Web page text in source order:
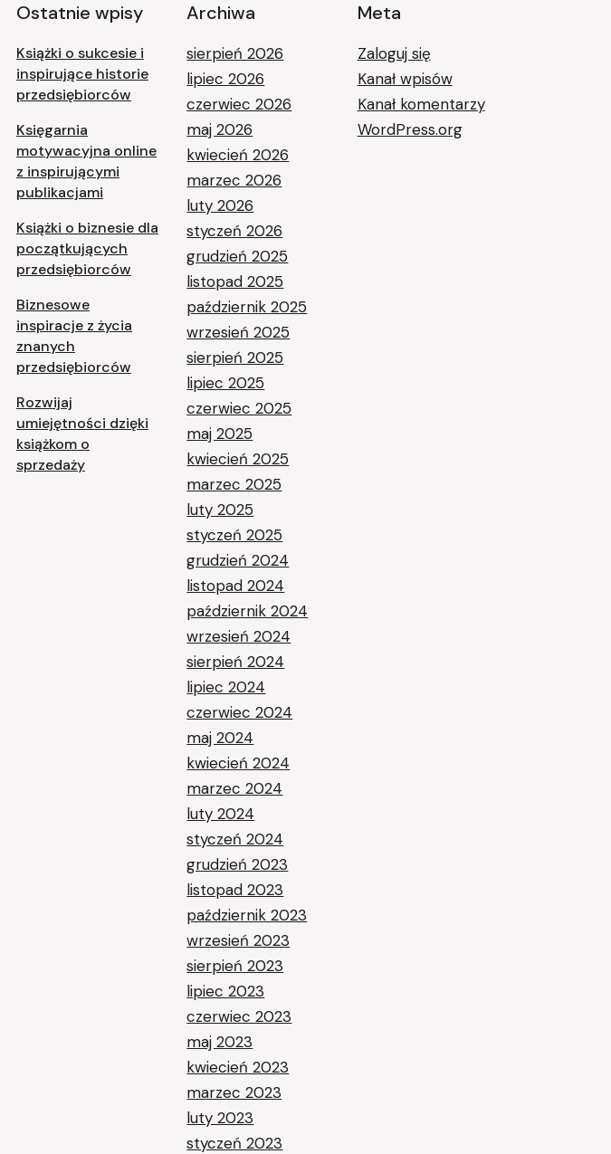
Ostatnie wpisy
Książki o sukcesie i
inspirujące historie
przedsiębiorców
Księgarnia
motywacyjna online
z inspirującymi
publikacjami
Książki o biznesie dla
początkujących
przedsiębiorców
Biznesowe
inspiracje z życia
znanych
przedsiębiorców
Rozwijaj
umiejętności dzięki
książkom o
sprzedaży
Archiwa
sierpień 2026
lipiec 2026
czerwiec 2026
maj 2026
kwiecień 2026
marzec 2026
luty 2026
styczeń 2026
grudzień 2025
listopad 2025
październik 2025
wrzesień 2025
sierpień 2025
lipiec 2025
czerwiec 2025
maj 2025
kwiecień 2025
marzec 2025
luty 2025
styczeń 2025
grudzień 2024
listopad 2024
październik 2024
wrzesień 2024
sierpień 2024
lipiec 2024
czerwiec 2024
maj 2024
kwiecień 2024
marzec 2024
luty 2024
styczeń 2024
grudzień 2023
listopad 2023
październik 2023
wrzesień 2023
sierpień 2023
lipiec 2023
czerwiec 2023
maj 2023
kwiecień 2023
marzec 2023
luty 2023
styczeń 2023
Meta
Zaloguj się
Kanał wpisów
Kanał komentarzy
WordPress.org